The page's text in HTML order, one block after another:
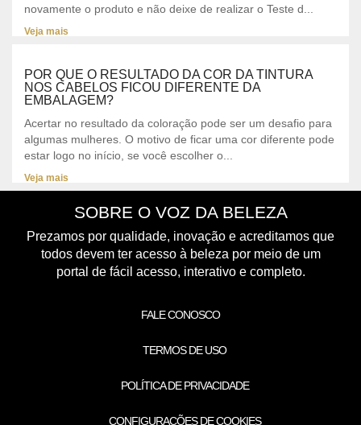
novamente o produto e não deixe de realizar o Teste d...
Veja mais
POR QUE O RESULTADO DA COR DA TINTURA
NOS CABELOS FICOU DIFERENTE DA
EMBALAGEM?
Acertar no resultado da coloração pode ser um desafio para
algumas mulheres. O motivo de ficar uma cor diferente pode
estar logo no início, se você escolher o...
Veja mais
SOBRE O VOZ DA BELEZA
Prezamos por qualidade, inovação e acreditamos que
todos devem ter acesso à beleza por meio de um
portal de fácil acesso, interativo e completo.
FALE CONOSCO
TERMOS DE USO
POLÍTICA DE PRIVACIDADE
CONFIGURAÇÕES DE COOKIES